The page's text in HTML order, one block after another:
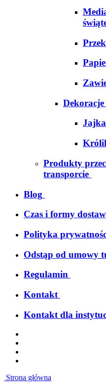
Produkty
transporcie
Blog
Czas i formy
Polityka
Odstąp od umowy
Regulamin
Kontakt
Kontakt dla
Strona główna